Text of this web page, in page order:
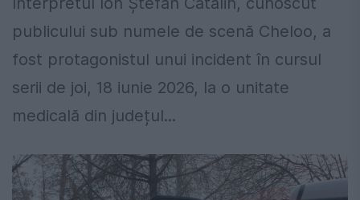
publicului sub numele de scenă Cheloo, a
fost protagonistul unui incident în cursul
serii de joi, 18 iunie 2026, la o unitate
medicală din județul...